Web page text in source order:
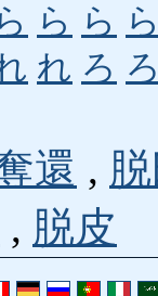
ら ら
れ ろ
還 ,
, 脱皮